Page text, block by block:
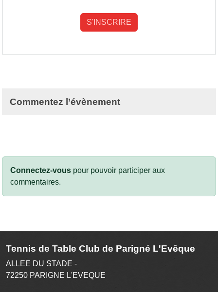
Commentez l’évènement
Connectez-vous pour pouvoir participer aux
commentaires.
Tennis de Table Club de Parigné L'Evêque
ALLEE DU STADE -
72250 PARIGNE L'EVEQUE